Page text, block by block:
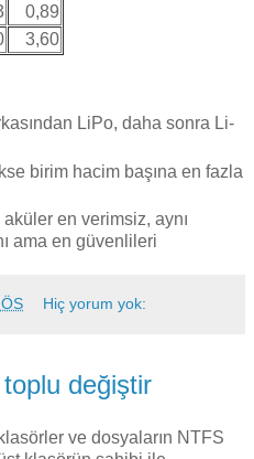
0,89
3,60
LiPo, daha sonra Li-
birim hacim başına en fazla
aküler en verimsiz, aynı
ama en güvenlileri
Hiç yorum yok:
değiştir
ve dosyaların NTFS